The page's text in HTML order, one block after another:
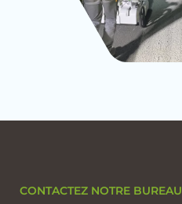
CONTACTEZ NOTRE BUREAU